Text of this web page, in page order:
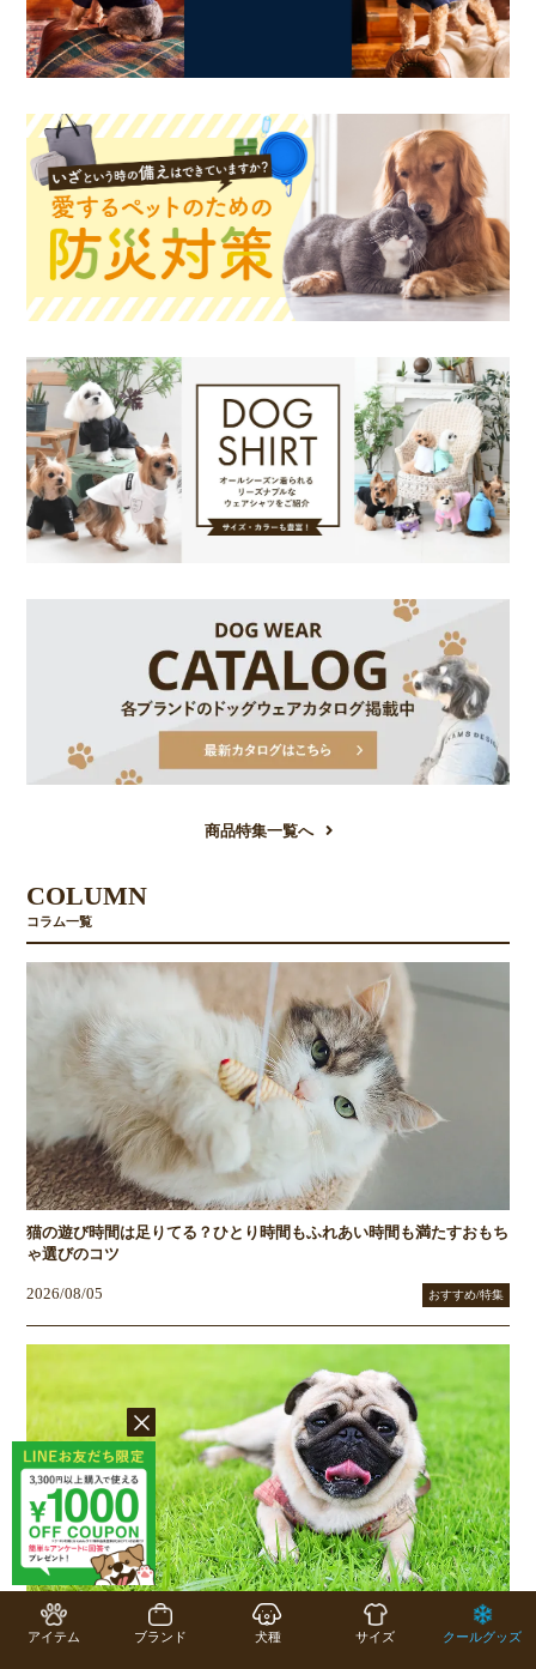
アイテム ブランド 犬種 サイズ クールグッズ
商品特集一覧へ
COLUMN
コラム一覧
猫の遊び時間は足りてる？ひとり時間もふれあい時間も満たすおもち
ゃ選びのコツ
2026/08/05 おすすめ/特集
暑さに弱いパグ、特質と性格を知って上手に育てよう！熱中症対策に
あると便利なアイテムもご紹介